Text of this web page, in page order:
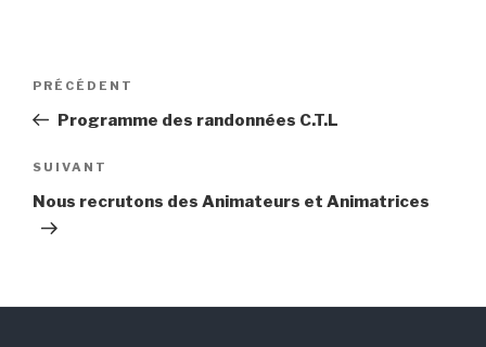
Navigation
l’article
Article
précédent
PRÉCÉDENT
Programme des randonnées C.T.L
Article
suivant
SUIVANT
Nous recrutons des Animateurs et Animatrices